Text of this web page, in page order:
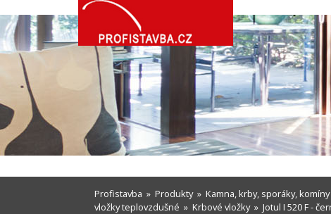
Profistavba » Produkty» Kamna, krby, sporáky, komíny
vložky teplovzdušné » Krbové vložky» Jotul I 520 F -